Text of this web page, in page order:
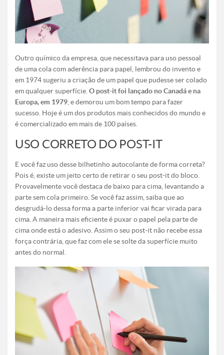
Outro químico da empresa, que necessitava para uso pessoal
de uma cola com aderência para papel, lembrou do invento e
em 1974 sugeriu a criação de um papel que pudesse ser colado
em qualquer superfície. O post-it foi lançado no Canadá e na
Europa, em 1979 , e demorou um bom tempo para fazer
sucesso. Hoje é um dos produtos mais conhecidos do mundo e
é comercializado em mais de 100 países.
USO CORRETO DO POST-IT
E você faz uso desse bilhetinho autocolante de forma correta?
Pois é, existe um jeito certo de retirar o seu post-it do bloco.
Provavelmente você destaca de baixo para cima, levantando a
parte sem cola primeiro. Se você faz assim, saiba que ao
desgrudá-lo dessa forma a parte inferior vai ficar virada para
cima. A maneira mais eficiente é puxar o papel pela parte de
cima onde está o adesivo. Assim o seu post-it não recebe essa
força contrária, que faz com ele se solte da superfície muito
antes do normal.